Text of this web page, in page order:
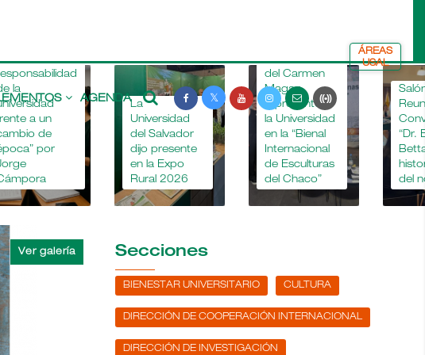
AGENDA
ÁREAS
USAL
Universidad
en la Expo
La Dra. María
del Carmen
Magaz
representó a
la Universidad
en la “Bienal
Internacional
de Esculturas
Salón de
Reuniones y
Convenciones
“Dr. Enrique
Betta”. La
historia detrás
del nombre
Secciones
BIENESTAR UNIVERSITARIO CULTURA
DIRECCIÓN DE COOPERACIÓN INTERNACIONAL
DIRECCIÓN DE INVESTIGACIÓN